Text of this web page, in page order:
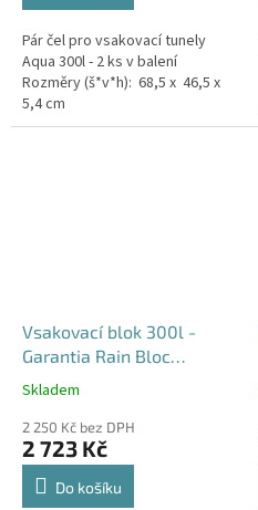
Pár čel pro vsakovací tunely
Aqua 300l - 2 ks v balení
Rozměry (š*v*h): 68,5 x 46,5 x
5,4 cm
Vsakovací blok 300l -
Garantia Rain Bloc
Compact
Průměrné
produktu
je
4,5
Skladem
2 250 Kč bez DPH
2 723 Kč
Do košíku